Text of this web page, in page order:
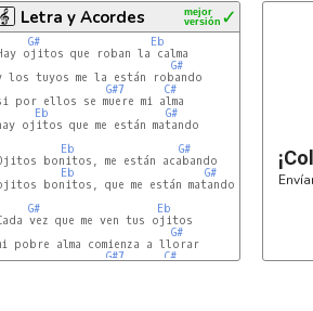
Letra y Acordes ✓
mejor
versión
G#
Eb
ojitos que roban la calma
G#
los tuyos me la están robando
G#7
C#
por ellos se muere mi alma
Eb
G#
ojitos que me están matando
Eb
G#
bonitos, me están acabando
Eb
G#
bonitos, que me están matando
G#
Eb
vez que me ven tus ojitos
G#
pobre alma comienza a llorar
G#7
C#